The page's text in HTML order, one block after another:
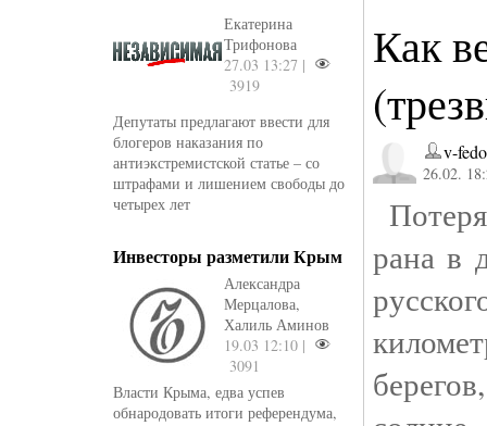
Екатерина
Трифонова
27.03 13:27 |
3919
Депутаты предлагают ввести для
блогеров наказания по
антиэкстремистской статье – со
штрафами и лишением свободы до
четырех лет
Инвесторы разметили Крым
Александра
Мерцалова,
Халиль Аминов
19.03 12:10 |
3091
Власти Крыма, едва успев
обнародовать итоги референдума,
Как
v-
26.02.
рана в